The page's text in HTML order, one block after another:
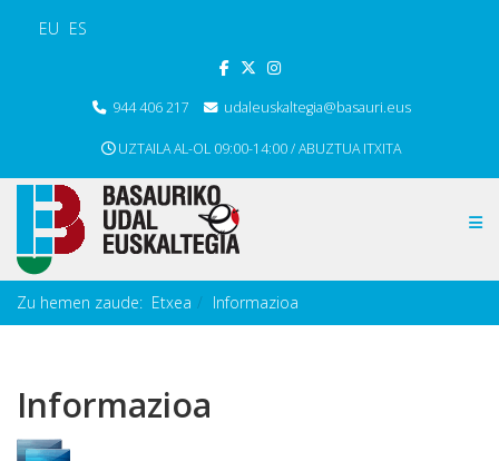
EU ES
944 406 217 udaleuskaltegia@basauri.eus
UZTAILA AL-OL 09:00-14:00 / ABUZTUA ITXITA
Zu hemen zaude: Etxea Informazioa
Informazioa